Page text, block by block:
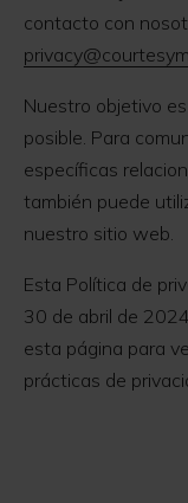
contacto con
Nuestro objetivo
posible. Para
específicas
también puede
nuestro sitio web.
Esta Política de
30 de abril de
esta página para
prácticas de